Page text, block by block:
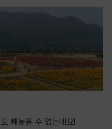
빼놓을 수 없는데요!